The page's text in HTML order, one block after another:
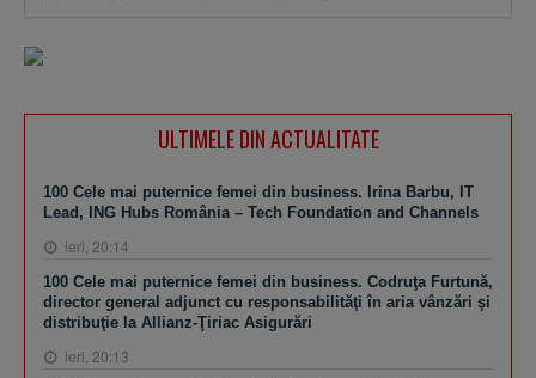
ULTIMELE DIN ACTUALITATE
100 Cele mai puternice femei din business. Irina Barbu, IT
Lead, ING Hubs România – Tech Foundation and Channels
ieri, 20:14
100 Cele mai puternice femei din business. Codruţa Furtună,
director general adjunct cu responsabilităţi în aria vânzări şi
distribuţie la Allianz-Ţiriac Asigurări
ieri, 20:13